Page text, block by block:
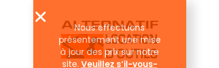
Nous effectuons
présentement une mise
à jour des prix sur notre
site. Veuillez s’il-vous-